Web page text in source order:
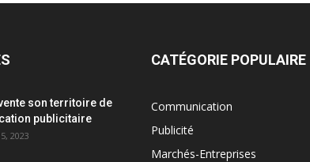
son territoire de
publicitaire
2023
CATÉGORIE POPULAIRE
Communication
Publicité
Marchés-Entreprises